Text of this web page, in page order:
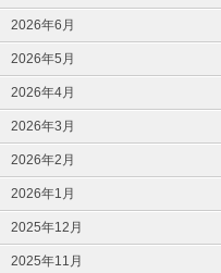
2026年6月
2026年5月
2026年4月
2026年3月
2026年2月
2026年1月
2025年12月
2025年11月